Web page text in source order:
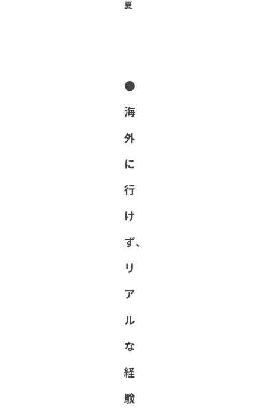
夏
●
海
外
に
行
け
ず、
リ
ア
ル
な
経
験